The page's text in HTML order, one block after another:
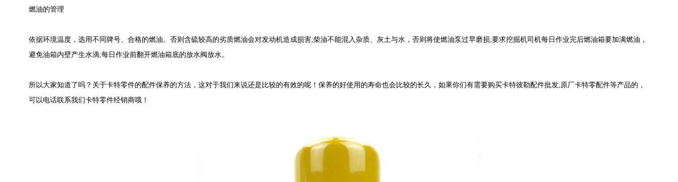
燃油的管理
依据环境温度，选用不同牌号、合格的燃油。否则含硫较高的劣质燃油会对发动机造成损害;柴油不能混入杂质、灰土与水，否则将使燃油泵过早磨损;要求挖掘机司机每日作业完后燃油箱要加满燃油，
避免油箱内壁产生水滴;每日作业前翻开燃油箱底的放水阀放水。
所以大家知道了吗？关于卡特零件的配件保养的方法，这对于我们来说还是比较的有效的呢！保养的好使用的寿命也会比较的长久，如果你们有需要购买卡特彼勒配件批发,原厂卡特零配件等产品的，
可以电话联系我们卡特零件经销商哦！